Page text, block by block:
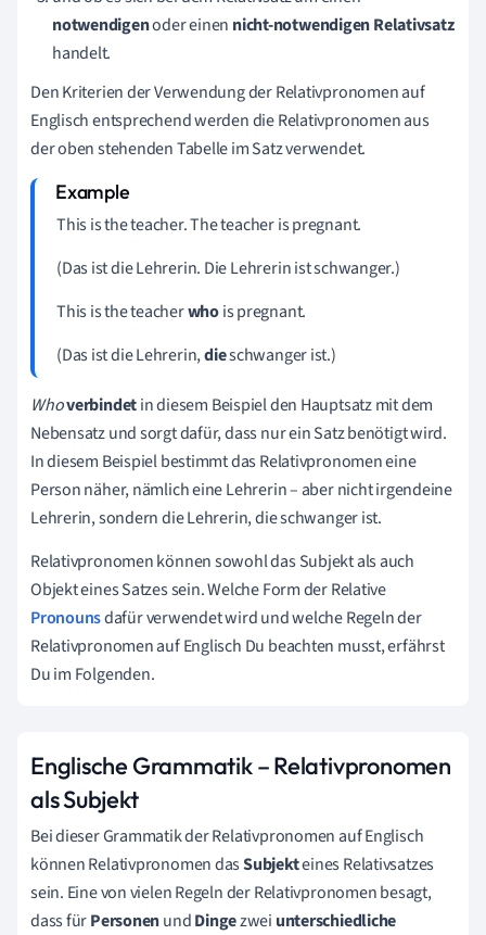
notwendigenoder einen nicht-notwendigenRelativsatz
handelt.
Den Kriterien der Verwendung der Relativpronomen auf
Englisch entsprechend werden die Relativpronomen aus
der oben stehenden Tabelle im Satz verwendet.
This is the teacher. The teacher is pregnant.
(Das ist die Lehrerin. Die Lehrerin ist schwanger.)
This is the teacherwhois pregnant.
(Das ist die Lehrerin,dieschwanger ist.)
Whoverbindetin diesem Beispiel den Hauptsatz mit dem
Nebensatz und sorgt dafür, dass nur ein Satz benötigt wird.
In diesem Beispiel bestimmt das Relativpronomen eine
Person näher, nämlich eine Lehrerin – aber nicht irgendeine
Lehrerin, sondern die Lehrerin, die schwanger ist.
Relativpronomen können sowohl das Subjekt als auch
Objekt eines Satzes sein. Welche Form der Relative
Pronounsdafür verwendet wird und welche Regeln der
Relativpronomen auf Englisch Du beachten musst, erfährst
Du im Folgenden.
Englische Grammatik – Relativpronomen
als Subjekt
Bei dieser Grammatik der Relativpronomen auf Englisch
können Relativpronomen dasSubjekteines Relativsatzes
sein. Eine von vielen Regeln der Relativpronomen besagt,
dass fürPersonenundDingezwei unterschiedliche